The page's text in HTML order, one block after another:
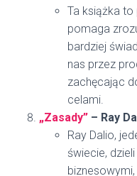
Ta książka to
pomaga
bardziej
nas przez
zachęcając
celami.
„Zasady” – Ray
Ray Dalio,
świecie,